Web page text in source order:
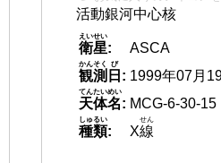
活動銀河中心核
衛星
えいせい
:
ASCA
観測
かんそく
日
び
: 1999年07月
天体名
てんたいめい
: MCG-6-30-15
種類
しゅるい
: X線
せん